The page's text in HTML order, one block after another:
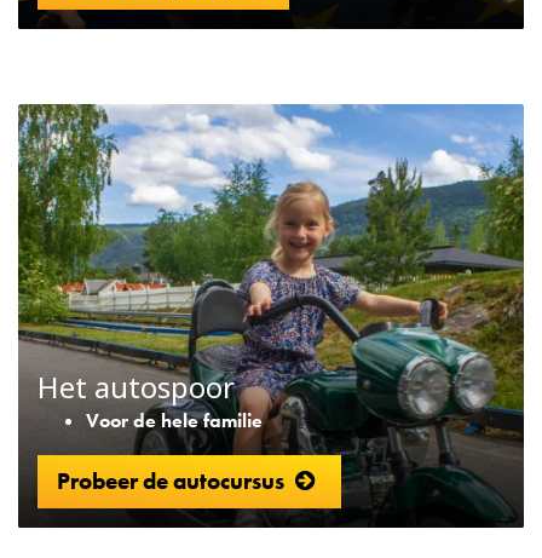
Het autospoor
Voor de hele familie
Probeer de autocursus